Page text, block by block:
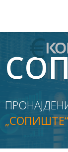
„СОПИШТЕ“